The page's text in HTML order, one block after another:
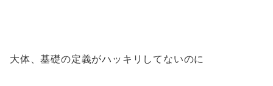
大体、基礎の定義がハッキリしてないのに